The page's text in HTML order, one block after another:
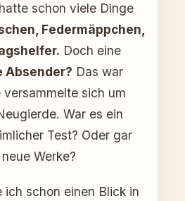
schon viele Dinge
Federmäppchen,
Doch eine
Absender? Das war
versammelte sich um
War es ein
Test? Oder gar
Werke?
ich schon einen Blick in